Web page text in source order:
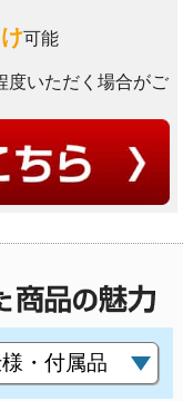
可能
度いただく場合がご
・付属品